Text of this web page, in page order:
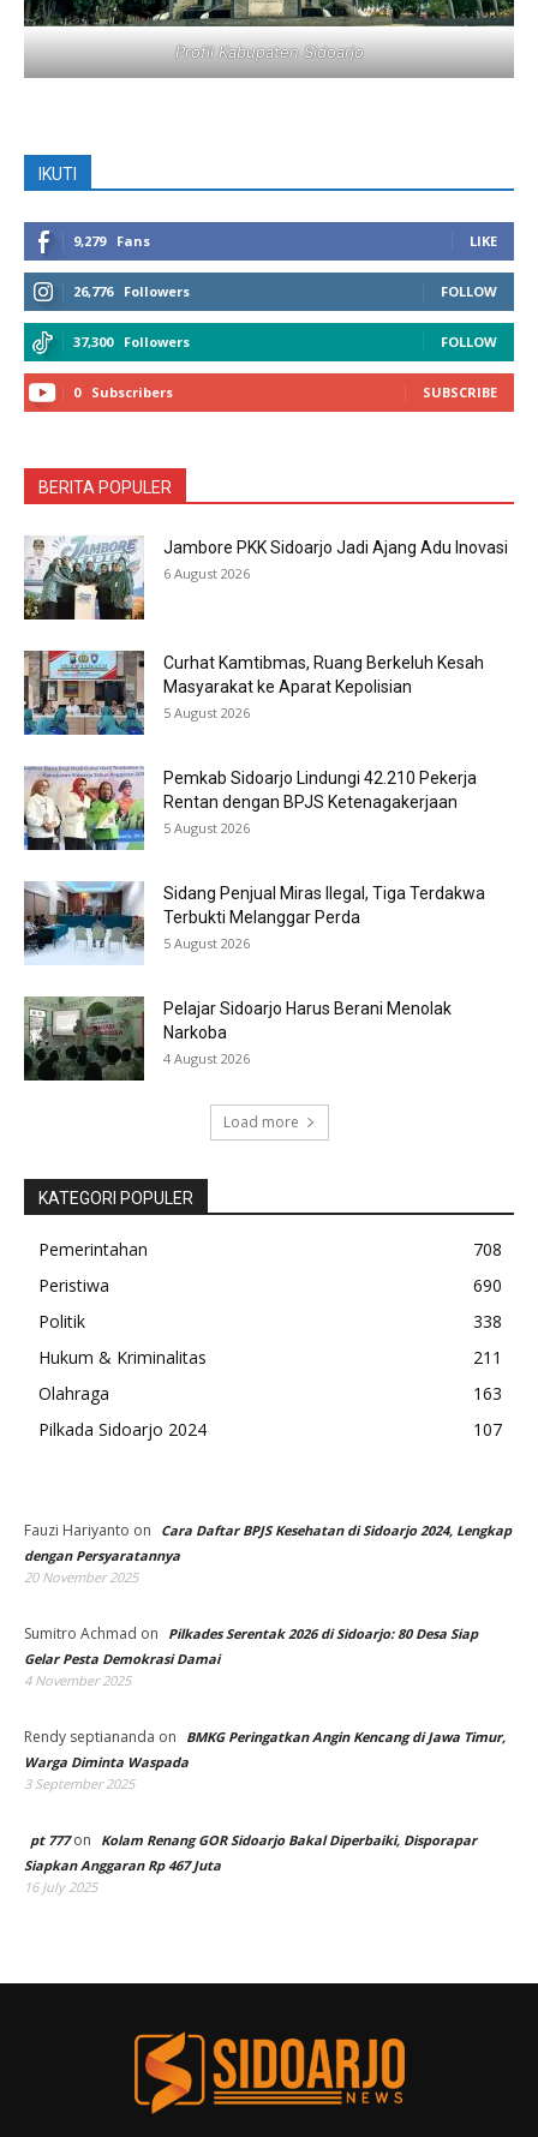
Profil Kabupaten Sidoarjo
IKUTI
9,279 Fans LIKE
26,776 Followers FOLLOW
37,300 Followers FOLLOW
0 Subscribers SUBSCRIBE
BERITA POPULER
Jambore PKK Sidoarjo Jadi Ajang Adu Inovasi
6 August 2026
Curhat Kamtibmas, Ruang Berkeluh Kesah
Masyarakat ke Aparat Kepolisian
5 August 2026
Pemkab Sidoarjo Lindungi 42.210 Pekerja
Rentan dengan BPJS Ketenagakerjaan
5 August 2026
Sidang Penjual Miras Ilegal, Tiga Terdakwa
Terbukti Melanggar Perda
5 August 2026
Pelajar Sidoarjo Harus Berani Menolak
Narkoba
4 August 2026
Load more
KATEGORI POPULER
Pemerintahan
708
Peristiwa
690
Politik
338
Hukum & Kriminalitas
211
Olahraga
163
Pilkada Sidoarjo 2024
107
Fauzi Hariyanto on
Cara Daftar BPJS Kesehatan di Sidoarjo 2024, Lengkap
dengan Persyaratannya
20 November 2025
Sumitro Achmad on
Pilkades Serentak 2026 di Sidoarjo: 80 Desa Siap
Gelar Pesta Demokrasi Damai
4 November 2025
Rendy septiananda on
BMKG Peringatkan Angin Kencang di Jawa Timur,
Warga Diminta Waspada
3 September 2025
pt 777on
Kolam Renang GOR Sidoarjo Bakal Diperbaiki, Disporapar
Siapkan Anggaran Rp 467 Juta
16 July 2025